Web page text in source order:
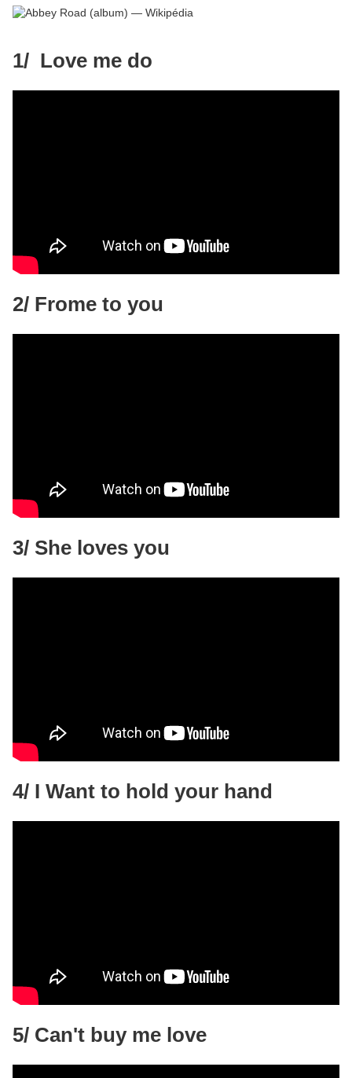
1/ Love me do
2/ Frome to you
3/ She loves you
4/ I Want to hold your hand
5/ Can't buy me love